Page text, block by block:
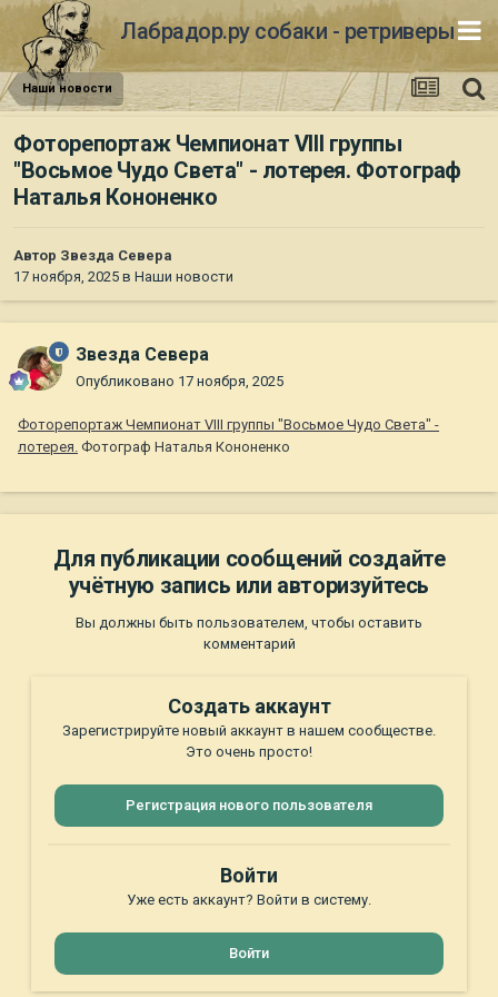
Лабрадор.ру собаки - ретриверы
Наши новости
Фоторепортаж Чемпионат VIII группы
"Восьмое Чудо Света" - лотерея. Фотограф
Наталья Кононенко
Автор Звезда Севера
17 ноября, 2025 в Наши новости
Звезда Севера
Опубликовано 17 ноября, 2025
Фоторепортаж Чемпионат VIII группы "Восьмое Чудо Света" -
лотерея. Фотограф Наталья Кононенко
Для публикации сообщений создайте
учётную запись или авторизуйтесь
Вы должны быть пользователем, чтобы оставить
комментарий
Создать аккаунт
Зарегистрируйте новый аккаунт в нашем сообществе.
Это очень просто!
Регистрация нового пользователя
Войти
Уже есть аккаунт? Войти в систему.
Войти